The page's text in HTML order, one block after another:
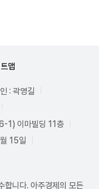
맵
: 곽영길
1) 이마빌딩 11층
15일
합니다. 아주경제의 모든